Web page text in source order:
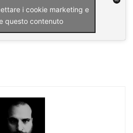
i cookie marketing e
questo contenuto